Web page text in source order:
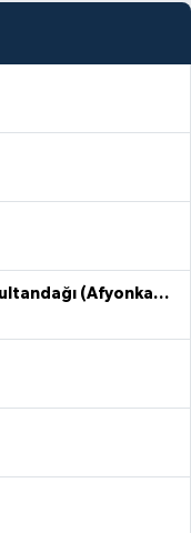
Akşehir Gölü - [02.73 km] Sultandağı (Afyonkarahisar)